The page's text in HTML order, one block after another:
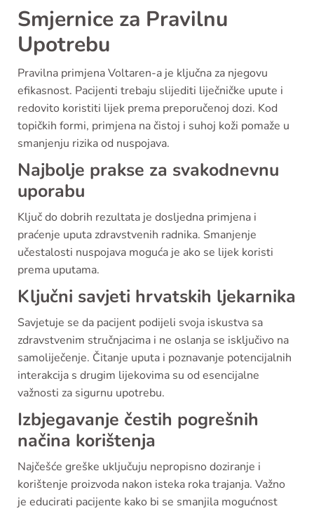
Smjernice za Pravilnu
Upotrebu
Pravilna primjena Voltaren-a je ključna za njegovu
efikasnost. Pacijenti trebaju slijediti liječničke upute i
redovito koristiti lijek prema preporučenoj dozi. Kod
topičkih formi, primjena na čistoj i suhoj koži pomaže u
smanjenju rizika od nuspojava.
Najbolje prakse za svakodnevnu
uporabu
Ključ do dobrih rezultata je dosljedna primjena i
praćenje uputa zdravstvenih radnika. Smanjenje
učestalosti nuspojava moguća je ako se lijek koristi
prema uputama.
Ključni savjeti hrvatskih ljekarnika
Savjetuje se da pacijent podijeli svoja iskustva sa
zdravstvenim stručnjacima i ne oslanja se isključivo na
samoliječenje. Čitanje uputa i poznavanje potencijalnih
interakcija s drugim lijekovima su od esencijalne
važnosti za sigurnu upotrebu.
Izbjegavanje čestih pogrešnih
načina korištenja
Najčešće greške uključuju nepropisno doziranje i
korištenje proizvoda nakon isteka roka trajanja. Važno
je educirati pacijente kako bi se smanjila mogućnost